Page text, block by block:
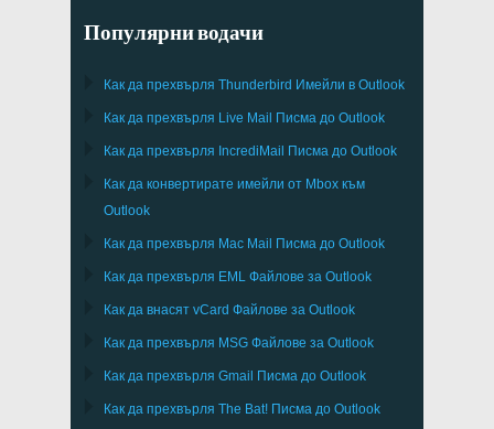
Популярни водачи
Как да прехвърля Thunderbird Имейли в Outlook
Как да прехвърля Live Mail Писма до Outlook
Как да прехвърля IncrediMail Писма до Outlook
Как да конвертирате имейли от Mbox към
Outlook
Как да прехвърля Mac Mail Писма до Outlook
Как да прехвърля EML Файлове за Outlook
Как да внасят vCard Файлове за Outlook
Как да прехвърля MSG Файлове за Outlook
Как да прехвърля Gmail Писма до Outlook
Как да прехвърля The Bat! Писма до Outlook